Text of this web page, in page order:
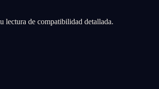
lectura de compatibilidad detallada.